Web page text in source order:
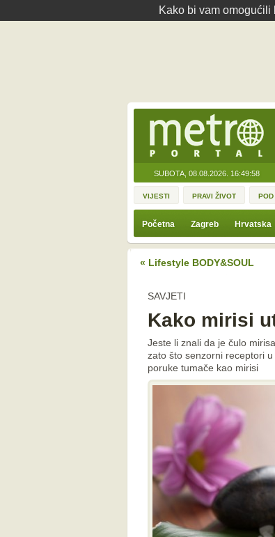
Kako bi vam
SUBOTA, 08.08.2026. 16:49:58
VIJESTI PRAVI ŽIVOT POD
Početna Zagreb Hrvatska
« Lifestyle BODY&SOUL
SAVJETI
Kako mirisi
Jeste li znali da je čulo
zato što senzorni receptori
poruke tumače kao mirisi